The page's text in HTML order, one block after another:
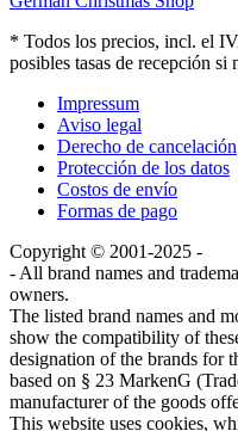
* Todos los precios, incl. el
posibles tasas de recepción si
Impressum
Aviso legal
Derecho de cancelación
Protección de los datos
Costos de envío
Formas de pago
Copyright © 2001-2025 -
- All brand names and
owners.
The listed brand names and
show the compatibility of
designation of the brands for
based on § 23 MarkenG
manufacturer of the goods
This website uses cookies,